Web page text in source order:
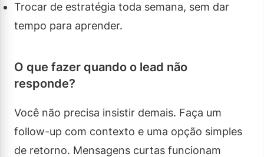
Trocar de estratégia toda semana, sem dar
tempo para aprender.
O que fazer quando o lead não
responde?
Você não precisa insistir demais. Faça um
follow-up com contexto e uma opção simples
de retorno. Mensagens curtas funcionam